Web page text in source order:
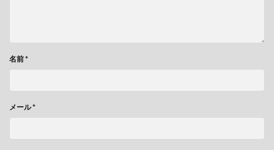
名前*
メール*